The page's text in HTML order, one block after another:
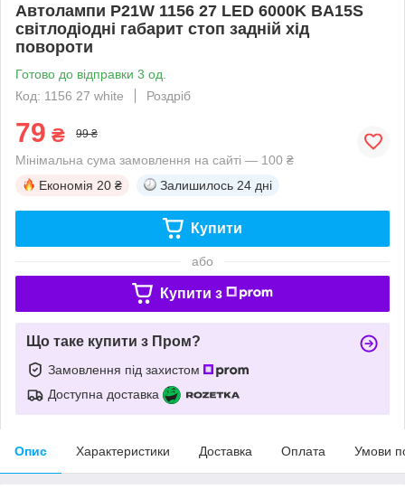
Автолампи P21W 1156 27 LED 6000K BA15S
світлодіодні габарит стоп задній хід
повороти
Готово до відправки 3 од.
Код: 1156 27 white
Роздріб
79 ₴ 99 ₴
Мінімальна сума замовлення на сайті — 100 ₴
Економія 20 ₴ Залишилось 24 дні
Купити
або
Купити з
Що таке купити з Пром?
Замовлення під захистом
Доступна доставка
Опис Характеристики Доставка Оплата Умови